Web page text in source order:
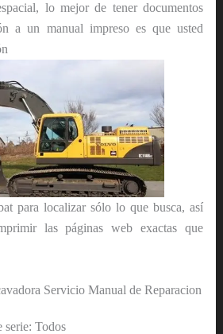
lo mejor de tener documentos
a un manual impreso es que usted
para localizar sólo lo que busca, así
las páginas web exactas que
Servicio Manual de Reparacion
serie: Todos